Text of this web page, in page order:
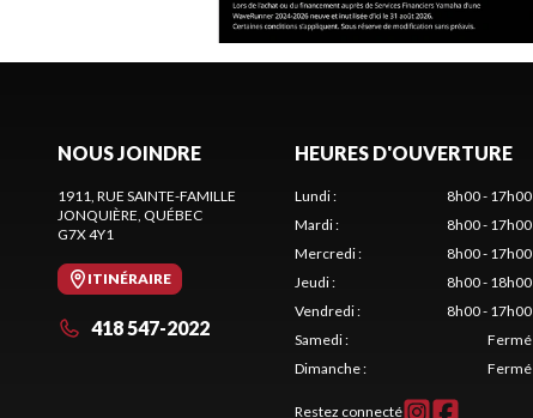
NOUS JOINDRE
1911, RUE SAINTE-FAMILLE
JONQUIÈRE, QUÉBEC
G7X 4Y1
ITINÉRAIRE
418 547-2022
HEURES D'OUVERTURE
Lundi:
8h00 - 17h00
Mardi:
8h00 - 17h00
Mercredi:
8h00 - 17h00
Jeudi:
8h00 - 18h00
Vendredi:
8h00 - 17h00
Samedi:
Fermé
Dimanche: Fermé
Restez connecté